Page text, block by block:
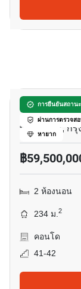
การยืนยันสถาน
ผ่านการตรวจส
หายาก
ดิ เอ็มโพริโ
พร้อมพงษ์, กรุ
฿
2 ห้องนอน
234 ม.2
คอนโด
41-42